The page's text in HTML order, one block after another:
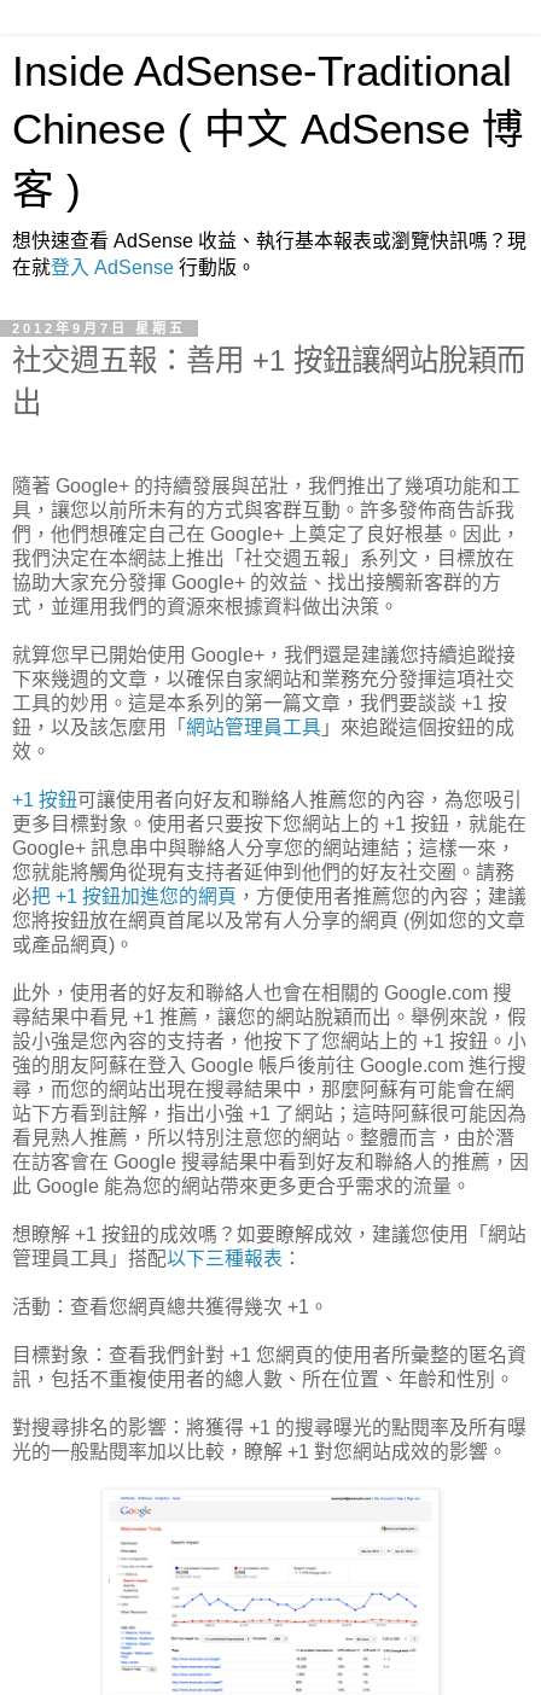
Inside AdSense-Traditional
Chinese ( 中文 AdSense 博
客 )
想快速查看 AdSense 收益、執行基本報表或瀏覽快訊嗎？現
在就登入 AdSense 行動版。
2012年9月7日 星期五
社交週五報：善用 +1 按鈕讓網站脫穎而
出
隨著 Google+ 的持續發展與茁壯，我們推出了幾項功能和工
具，讓您以前所未有的方式與客群互動。許多發佈商告訴我
們，他們想確定自己在 Google+ 上奠定了良好根基。因此，
我們決定在本網誌上推出「社交週五報」系列文，目標放在
協助大家充分發揮 Google+ 的效益、找出接觸新客群的方
式，並運用我們的資源來根據資料做出決策。
就算您早已開始使用 Google+，我們還是建議您持續追蹤接
下來幾週的文章，以確保自家網站和業務充分發揮這項社交
工具的妙用。這是本系列的第一篇文章，我們要談談 +1 按
鈕，以及該怎麼用「 網站管理員工具 」來追蹤這個按鈕的成
效。
+1 按鈕可讓使用者向好友和聯絡人推薦您的內容，為您吸引
更多目標對象。使用者只要按下您網站上的 +1 按鈕，就能在
Google+ 訊息串中與聯絡人分享您的網站連結；這樣一來，
您就能將觸角從現有支持者延伸到他們的好友社交圈。請務
必把 +1 按鈕加進您的網頁 ，方便使用者推薦您的內容；建議
您將按鈕放在網頁首尾以及常有人分享的網頁 (例如您的文章
或產品網頁)。
此外，使用者的好友和聯絡人也會在相關的 Google.com 搜
尋結果中看見 +1 推薦，讓您的網站脫穎而出。舉例來說，假
設小強是您內容的支持者，他按下了您網站上的 +1 按鈕。小
強的朋友阿蘇在登入 Google 帳戶後前往 Google.com 進行搜
尋，而您的網站出現在搜尋結果中，那麼阿蘇有可能會在網
站下方看到註解，指出小強 +1 了網站；這時阿蘇很可能因為
看見熟人推薦，所以特別注意您的網站。整體而言，由於潛
在訪客會在 Google 搜尋結果中看到好友和聯絡人的推薦，因
此 Google 能為您的網站帶來更多更合乎需求的流量。
想瞭解 +1 按鈕的成效嗎？如要瞭解成效，建議您使用「網站
管理員工具」搭配以下三種報表 ：
活動：查看您網頁總共獲得幾次 +1。
目標對象：查看我們針對 +1 您網頁的使用者所彙整的匿名資
訊，包括不重複使用者的總人數、所在位置、年齡和性別。
對搜尋排名的影響：將獲得 +1 的搜尋曝光的點閱率及所有曝
光的一般點閱率加以比較，瞭解 +1 對您網站成效的影響。